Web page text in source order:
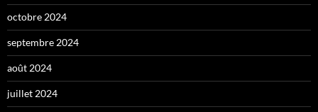
octobre 2024
septembre 2024
août 2024
juillet 2024